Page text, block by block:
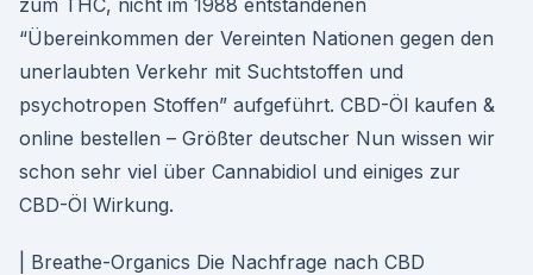
zum THC, nicht im 1988 entstandenen
“Übereinkommen der Vereinten Nationen gegen den
unerlaubten Verkehr mit Suchtstoffen und
psychotropen Stoffen” aufgeführt. CBD-Öl kaufen &
online bestellen – Größter deutscher Nun wissen wir
schon sehr viel über Cannabidiol und einiges zur
CBD-Öl Wirkung.
| Breathe-Organics Die Nachfrage nach CBD